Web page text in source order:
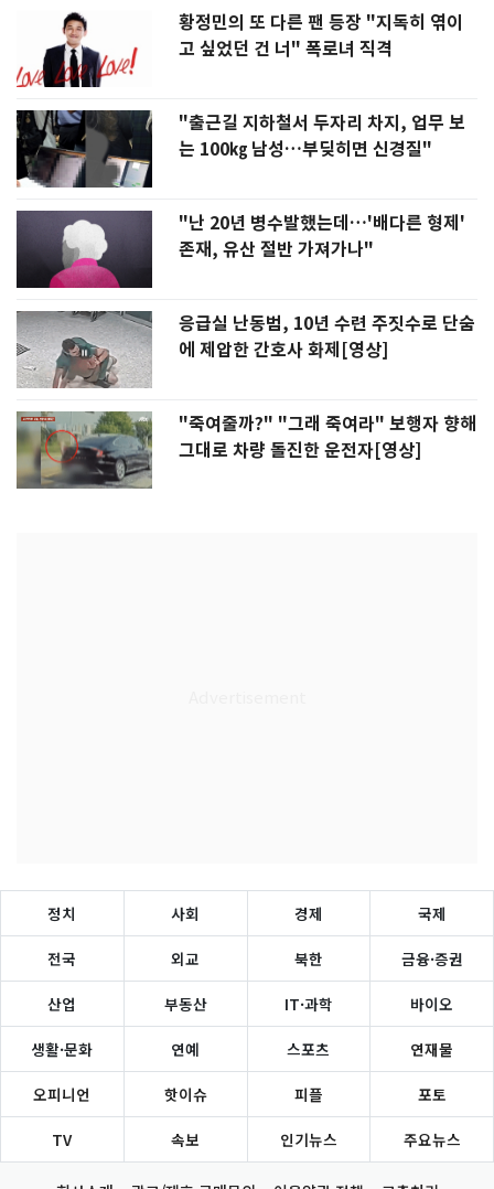
황정민의 또 다른 팬 등장 "지독히 엮이
고 싶었던 건 너" 폭로녀 직격
"출근길 지하철서 두자리 차지, 업무 보
는 100㎏ 남성…부딪히면 신경질"
"난 20년 병수발했는데…'배다른 형제'
존재, 유산 절반 가져가나"
응급실 난동범, 10년 수련 주짓수로 단숨
에 제압한 간호사 화제[영상]
"죽여줄까?" "그래 죽여라" 보행자 향해
그대로 차량 돌진한 운전자[영상]
정치 사회 경제 국제
전국 외교 북한 금융·증권
산업 부동산 IT·과학 바이오
생활·문화 연예 스포츠 연재물
오피니언 핫이슈 피플 포토
TV 속보 인기뉴스 주요뉴스